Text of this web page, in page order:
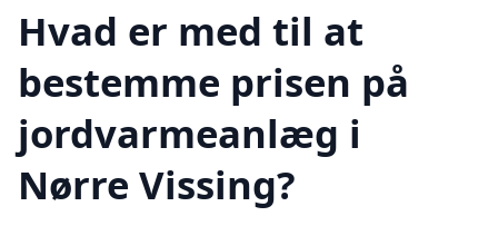
Hvad er med til at
bestemme prisen på
jordvarmeanlæg i
Nørre Vissing?